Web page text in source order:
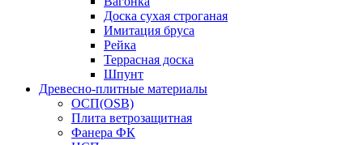
Доска сухая строганая
Имитация бруса
Рейка
Террасная доска
Шпунт
Древесно-плитные материалы
ОСП(OSB)
Плита ветрозащитная
Фанера ФК